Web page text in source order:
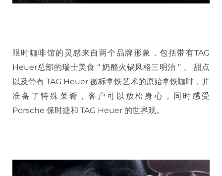
限时咖啡馆的灵感来自两个品牌形象，包括带有TAG
Heuer总部的瑞士美食 “ 奶酪火锅风格三明治 ” 、 甜点
以及带有 TAG Heuer 徽标拿铁艺术的原始拿铁咖啡，并
准备了特殊菜肴，客户可以放松身心，同时感受
Porsche 保时捷和 TAG Heuer 的世界观。